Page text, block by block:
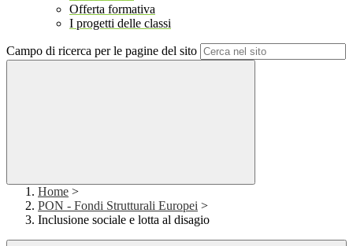
Offerta formativa
I progetti delle classi
Campo di ricerca per le pagine del sito
Home >
PON - Fondi Strutturali Europei >
Inclusione sociale e lotta al disagio